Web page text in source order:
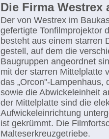
Die Firma Westrex
Der von Westrex im
gefertigte Tonfilmprojektor
besteht aus einem starren
gestell, auf dem die
Baugruppen angeordnet
mit der starren Mittelplatte
das „Orcon"-Lampenhaus,
sowie die Abwickeleinheit
der Mittelplatte sind die
Aufwickeleinrichtung
ist gekrümmt. Die
Malteserkreuzgetriebe.